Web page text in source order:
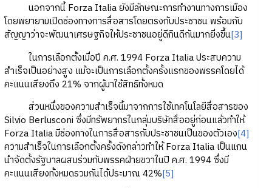
นอกจากนี้ Forza Italia ยังมีลักษณะการทำงานทางการเมือง
โดยพยายามเปิดช่องทางการสื่อสารโดยตรงกับประชาชน พร้อมกับ
สัญญาว่าจะพัฒนาเศรษฐกิจให้ประชาชนอยู่ดีกินดีกันมากยิ่งขึ้น[3]
ในการเลือกตั้งเมื่อปี ค.ศ. 1994 Forza Italia ประสบความ
สำเร็จเป็นอย่างสูง แม้จะเป็นการเลือกตั้งครั้งแรกของพรรคโดยได้
คะแนนเสียงถึง 21% จากผู้มาใช้สิทธิทั้งหมด
ส่วนหนึ่งของความสำเร็จนี้มาจากการใช้เทคโนโลยีสื่อสารของ
Silvio Berlusconi ซึ่งมีทรัพยากรในกลุ่มบริษัทสื่ออยู่ก่อนแล้วทำให้
Forza Italia มีช่องทางในการสื่อสารกับประชาชนเป็นของตัวเอง[4]
ความสำเร็จในการเลือกตั้งครั้งดังกล่าวทำให้ Forza Italia เป็นแกน
นำจัดตั้งรัฐบาลผสมร่วมกับพรรคฝ่ายขวาในปี ค.ศ. 1994 ซึ่งมี
คะแนนเสียงทั้งหมดรวมกันได้ประมาณ 42%[5]